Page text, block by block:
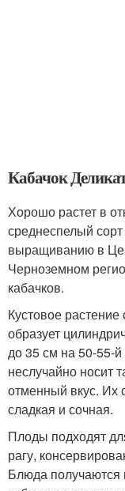
Кабачок
Хорошо растет в
среднеспелый
выращиванию в
Черноземном
кабачков.
Кустовое
образует
до 35 см на 50-55-
неслучайно носит
отменный вкус. Их
сладкая и сочная.
Плоды подходят
рагу,
Блюда